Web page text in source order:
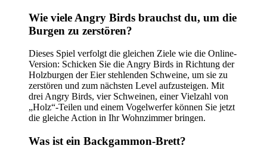
Wie viele Angry Birds brauchst du, um die
Burgen zu zerstören?
Dieses Spiel verfolgt die gleichen Ziele wie die Online-
Version: Schicken Sie die Angry Birds in Richtung der
Holzburgen der Eier stehlenden Schweine, um sie zu
zerstören und zum nächsten Level aufzusteigen. Mit
drei Angry Birds, vier Schweinen, einer Vielzahl von
„Holz“-Teilen und einem Vogelwerfer können Sie jetzt
die gleiche Action in Ihr Wohnzimmer bringen.
Was ist ein Backgammon-Brett?